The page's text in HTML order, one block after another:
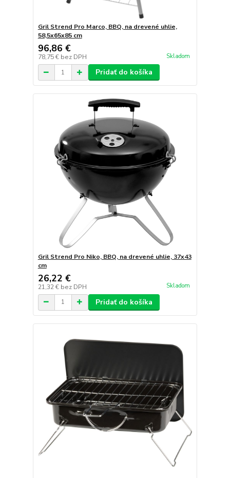
Gril Strend Pro Marco, BBQ, na drevené uhlie,
58,5x65x85 cm
96,86 €
78,75 € bez DPH Skladom
Pridať do košíka
Gril Strend Pro Niko, BBQ, na drevené uhlie, 37x43
cm
26,22 €
21,32 € bez DPH Skladom
Pridať do košíka